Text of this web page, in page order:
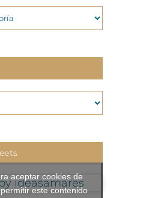
ideasamares
aceptar cookies de
este contenido